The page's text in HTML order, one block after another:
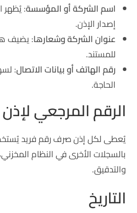
اسم الشركة أو المؤسسة: يُظهر
إصدار الإذن.
عنوان الشركة وشعارها: يضيف
للمستند.
رقم الهاتف أو بيانات الاتصال:
الحاجة.
الرقم المرجعي
يُعطى لكل إذن صرف رقم فريد
بالسجلات الأخرى في النظام
والتدقيق.
التاريخ